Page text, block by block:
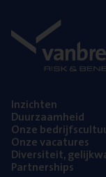
Inzich­ten
Duur­zaam­heid
Onze
Onze vaca­tu­res
Diver­si­teit,
Part­ner­ships